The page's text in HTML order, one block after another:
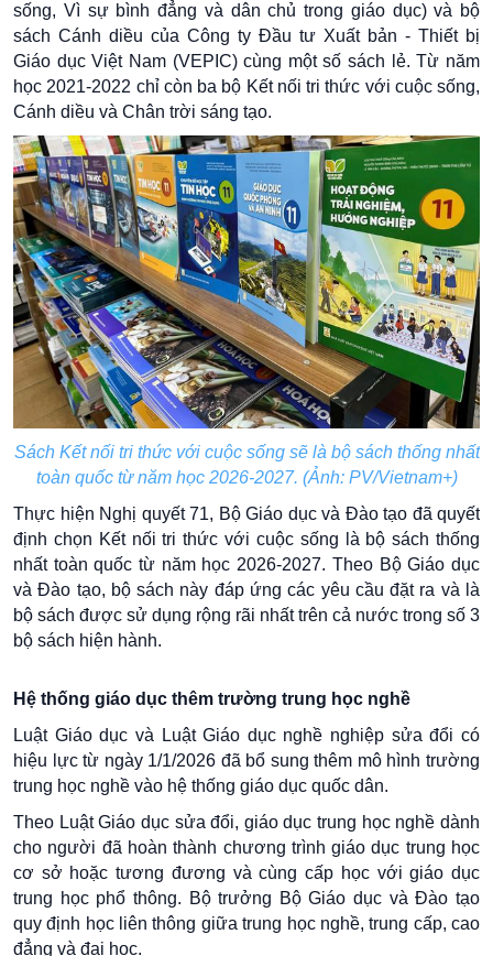
sống, Vì sự bình đẳng và dân chủ trong giáo dục) và bộ
sách Cánh diều của Công ty Đầu tư Xuất bản - Thiết bị
Giáo dục Việt Nam (VEPIC) cùng một số sách lẻ. Từ năm
học 2021-2022 chỉ còn ba bộ Kết nối tri thức với cuộc sống,
Cánh diều và Chân trời sáng tạo.
Sách Kết nối tri thức với cuộc sống sẽ là bộ sách thống nhất
toàn quốc từ năm học 2026-2027. (Ảnh: PV/Vietnam+)
Thực hiện Nghị quyết 71, Bộ Giáo dục và Đào tạo đã quyết
định chọn Kết nối tri thức với cuộc sống là bộ sách thống
nhất toàn quốc từ năm học 2026-2027. Theo Bộ Giáo dục
và Đào tạo, bộ sách này đáp ứng các yêu cầu đặt ra và là
bộ sách được sử dụng rộng rãi nhất trên cả nước trong số 3
bộ sách hiện hành.
Hệ thống giáo dục thêm trường trung học nghề
Luật Giáo dục và Luật Giáo dục nghề nghiệp sửa đổi có
hiệu lực từ ngày 1/1/2026 đã bổ sung thêm mô hình trường
trung học nghề vào hệ thống giáo dục quốc dân.
Theo Luật Giáo dục sửa đổi, giáo dục trung học nghề dành
cho người đã hoàn thành chương trình giáo dục trung học
cơ sở hoặc tương đương và cùng cấp học với giáo dục
trung học phổ thông. Bộ trưởng Bộ Giáo dục và Đào tạo
quy định học liên thông giữa trung học nghề, trung cấp, cao
đẳng và đại học.